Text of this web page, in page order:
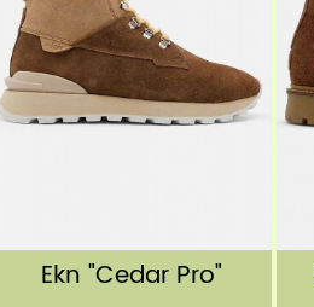
Ekn "Cedar Pro"